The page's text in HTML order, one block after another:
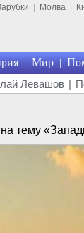
Молва
| Мир |
Левашов |
тему